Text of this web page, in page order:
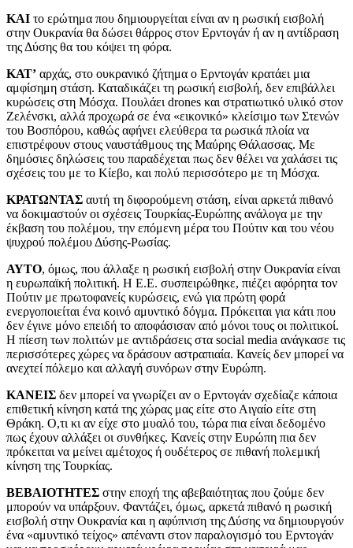
ΚΑΙ το ερώτημα που δημιουργείται είναι αν η ρωσική εισβολή
στην Ουκρανία θα δώσει θάρρος στον Ερντογάν ή αν η αντίδραση
της Δύσης θα του κόψει τη φόρα.
ΚΑΤ’ αρχάς, στο ουκρανικό ζήτημα ο Ερντογάν κρατάει μια
αμφίσημη στάση. Καταδικάζει τη ρωσική εισβολή, δεν επιβάλλει
κυρώσεις στη Μόσχα. Πουλάει drones και στρατιωτικό υλικό στον
Ζελένσκι, αλλά προχωρά σε ένα «εικονικό» κλείσιμο των Στενών
του Βοσπόρου, καθώς αφήνει ελεύθερα τα ρωσικά πλοία να
επιστρέφουν στους ναυστάθμους της Μαύρης Θάλασσας. Με
δημόσιες δηλώσεις του παραδέχεται πως δεν θέλει να χαλάσει τις
σχέσεις του με το Κίεβο, και πολύ περισσότερο με τη Μόσχα.
ΚΡΑΤΩΝΤΑΣ αυτή τη διφορούμενη στάση, είναι αρκετά πιθανό
να δοκιμαστούν οι σχέσεις Τουρκίας-Ευρώπης ανάλογα με την
έκβαση του πολέμου, την επόμενη μέρα του Πούτιν και του νέου
ψυχρού πολέμου Δύσης-Ρωσίας.
ΑΥΤΟ, όμως, που άλλαξε η ρωσική εισβολή στην Ουκρανία είναι
η ευρωπαϊκή πολιτική. Η Ε.Ε. συσπειρώθηκε, πιέζει αφόρητα τον
Πούτιν με πρωτοφανείς κυρώσεις, ενώ για πρώτη φορά
ενεργοποιείται ένα κοινό αμυντικό δόγμα. Πρόκειται για κάτι που
δεν έγινε μόνο επειδή το αποφάσισαν από μόνοι τους οι πολιτικοί.
Η πίεση των πολιτών με αντιδράσεις στα social media ανάγκασε τις
περισσότερες χώρες να δράσουν αστραπιαία. Κανείς δεν μπορεί να
ανεχτεί πόλεμο και αλλαγή συνόρων στην Ευρώπη.
ΚΑΝΕΙΣ δεν μπορεί να γνωρίζει αν ο Ερντογάν σχεδίαζε κάποια
επιθετική κίνηση κατά της χώρας μας είτε στο Αιγαίο είτε στη
Θράκη. Ο,τι κι αν είχε στο μυαλό του, τώρα πια είναι δεδομένο
πως έχουν αλλάξει οι συνθήκες. Κανείς στην Ευρώπη πια δεν
πρόκειται να μείνει αμέτοχος ή ουδέτερος σε πιθανή πολεμική
κίνηση της Τουρκίας.
ΒΕΒΑΙΟΤΗΤΕΣ στην εποχή της αβεβαιότητας που ζούμε δεν
μπορούν να υπάρξουν. Φαντάζει, όμως, αρκετά πιθανό η ρωσική
εισβολή στην Ουκρανία και η αφύπνιση της Δύσης να δημιουργούν
ένα «αμυντικό τείχος» απέναντι στον παραλογισμό του Ερντογάν